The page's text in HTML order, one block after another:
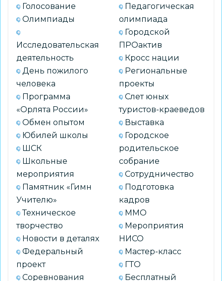
Голосование
Олимпиады
Исследовательская
деятельность
День пожилого
человека
Программа
«Орлята России»
Обмен опытом
Юбилей школы
ШСК
Школьные
мероприятия
Памятник «Гимн
Учителю»
Техническое
творчество
Новости в деталях
Федеральный
проект
Соревнования
Педагогическая
олимпиада
Городской
ПРОактив
Кросс нации
Региональные
проекты
Слет юных
туристов-краеведов
Выставка
Городское
родительское
собрание
Сотрудничество
Подготовка
кадров
ММО
Мероприятия
НИСО
Мастер-класс
ГТО
Бесплатный